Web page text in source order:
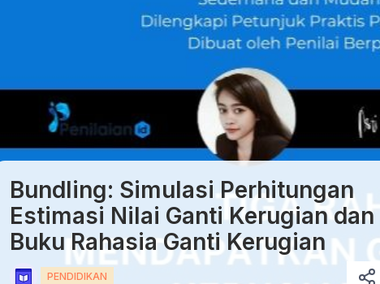
Bundling: Simulasi Perhitungan
Estimasi Nilai Ganti Kerugian dan
Buku Rahasia Ganti Kerugian
PENDIDIKAN